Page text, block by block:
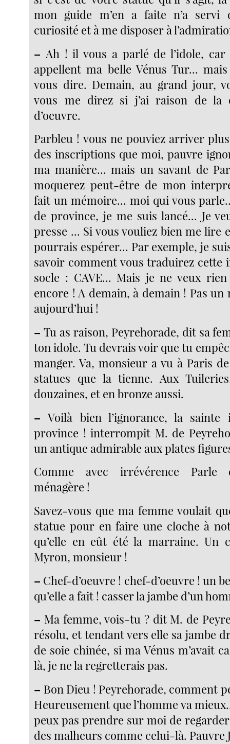
mon guide m’en a faite n’a servi
curiosité et à me disposer à
– Ah ! il vous a parlé de l’idole, car
appellent ma belle Vénus Tur...
vous dire. Demain, au grand jour,
vous me direz si j’ai raison de
d’oeuvre.
Parbleu ! vous ne pouviez arriver
des inscriptions que moi, pauvre
ma manière... mais un savant de
moquerez peut-être de mon
fait un mémoire... moi qui vous
de province, je me suis lancé... Je
presse ... Si vous vouliez bien me lire
pourrais espérer... Par exemple, je
savoir comment vous traduirez cette
socle : CAVE... Mais je ne veux
encore ! A demain, à demain ! Pas un
aujourd’hui !
– Tu as raison, Peyrehorade, dit sa
ton idole. Tu devrais voir que tu
manger. Va, monsieur a vu à Paris
statues que la tienne. Aux
douzaines, et en bronze aussi.
– Voilà bien l’ignorance, la sainte
province ! interrompit M. de
un antique admirable aux plates
Comme avec irrévérence
ménagère !
Savez-vous que ma femme voulait
statue pour en faire une cloche à
qu’elle en eût été la marraine. Un
Myron, monsieur !
– Chef-d’oeuvre ! chef-d’oeuvre ! un
qu’elle a fait ! casser la jambe d’un
– Ma femme, vois-tu ? dit M. de
résolu, et tendant vers elle sa jambe
de soie chinée, si ma Vénus m’avait
là, je ne la regretterais pas.
– Bon Dieu ! Peyrehorade, comment
Heureusement que l’homme va
peux pas prendre sur moi de
des malheurs comme celui-là. Pauvre